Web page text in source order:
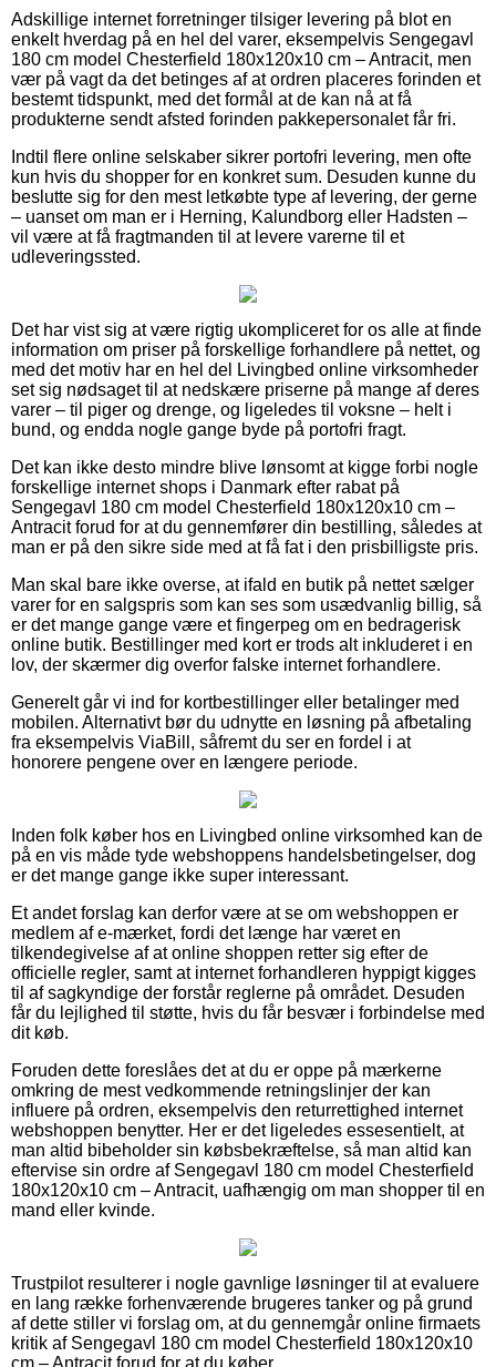
Adskillige internet forretninger tilsiger levering på blot en
enkelt hverdag på en hel del varer, eksempelvis Sengegavl
180 cm model Chesterfield 180x120x10 cm – Antracit, men
vær på vagt da det betinges af at ordren placeres forinden et
bestemt tidspunkt, med det formål at de kan nå at få
produkterne sendt afsted forinden pakkepersonalet får fri.
Indtil flere online selskaber sikrer portofri levering, men ofte
kun hvis du shopper for en konkret sum. Desuden kunne du
beslutte sig for den mest letkøbte type af levering, der gerne
– uanset om man er i Herning, Kalundborg eller Hadsten –
vil være at få fragtmanden til at levere varerne til et
udleveringssted.
Det har vist sig at være rigtig ukompliceret for os alle at finde
information om priser på forskellige forhandlere på nettet, og
med det motiv har en hel del Livingbed online virksomheder
set sig nødsaget til at nedskære priserne på mange af deres
varer – til piger og drenge, og ligeledes til voksne – helt i
bund, og endda nogle gange byde på portofri fragt.
Det kan ikke desto mindre blive lønsomt at kigge forbi nogle
forskellige internet shops i Danmark efter rabat på
Sengegavl 180 cm model Chesterfield 180x120x10 cm –
Antracit forud for at du gennemfører din bestilling, således at
man er på den sikre side med at få fat i den prisbilligste pris.
Man skal bare ikke overse, at ifald en butik på nettet sælger
varer for en salgspris som kan ses som usædvanlig billig, så
er det mange gange være et fingerpeg om en bedragerisk
online butik. Bestillinger med kort er trods alt inkluderet i en
lov, der skærmer dig overfor falske internet forhandlere.
Generelt går vi ind for kortbestillinger eller betalinger med
mobilen. Alternativt bør du udnytte en løsning på afbetaling
fra eksempelvis ViaBill, såfremt du ser en fordel i at
honorere pengene over en længere periode.
Inden folk køber hos en Livingbed online virksomhed kan de
på en vis måde tyde webshoppens handelsbetingelser, dog
er det mange gange ikke super interessant.
Et andet forslag kan derfor være at se om webshoppen er
medlem af e-mærket, fordi det længe har været en
tilkendegivelse af at online shoppen retter sig efter de
officielle regler, samt at internet forhandleren hyppigt kigges
til af sagkyndige der forstår reglerne på området. Desuden
får du lejlighed til støtte, hvis du får besvær i forbindelse med
dit køb.
Foruden dette foreslåes det at du er oppe på mærkerne
omkring de mest vedkommende retningslinjer der kan
influere på ordren, eksempelvis den returrettighed internet
webshoppen benytter. Her er det ligeledes essesentielt, at
man altid bibeholder sin købsbekræftelse, så man altid kan
eftervise sin ordre af Sengegavl 180 cm model Chesterfield
180x120x10 cm – Antracit, uafhængig om man shopper til en
mand eller kvinde.
Trustpilot resulterer i nogle gavnlige løsninger til at evaluere
en lang række forhenværende brugeres tanker og på grund
af dette stiller vi forslag om, at du gennemgår online firmaets
kritik af Sengegavl 180 cm model Chesterfield 180x120x10
cm – Antracit forud for at du køber.